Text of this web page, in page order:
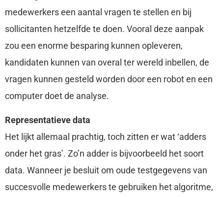
medewerkers een aantal vragen te stellen en bij
sollicitanten hetzelfde te doen. Vooral deze aanpak
zou een enorme besparing kunnen opleveren,
kandidaten kunnen van overal ter wereld inbellen, de
vragen kunnen gesteld worden door een robot en een
computer doet de analyse.
Representatieve data
Het lijkt allemaal prachtig, toch zitten er wat ‘adders
onder het gras’. Zo’n adder is bijvoorbeeld het soort
data. Wanneer je besluit om oude testgegevens van
succesvolle medewerkers te gebruiken het algoritme,